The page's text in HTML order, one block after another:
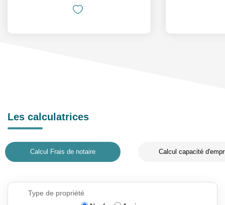
Les calculatrices
Calcul Frais de notaire Calcul capacité